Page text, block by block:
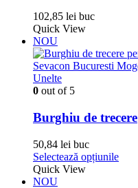
102,85 lei buc
Quick View
NOU
Unelte
0 out of 5
Burghiu de trecere
50,84 lei buc
Selectează opțiunileAcest
Quick View
NOU